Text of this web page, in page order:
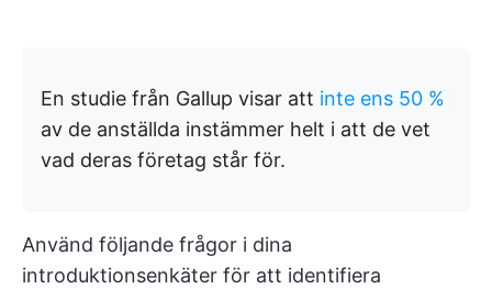
En studie från Gallup visar att inte ens 50 %
av de anställda instämmer helt i att de vet
vad deras företag står för.
Använd följande frågor i dina
introduktionsenkäter för att identifiera